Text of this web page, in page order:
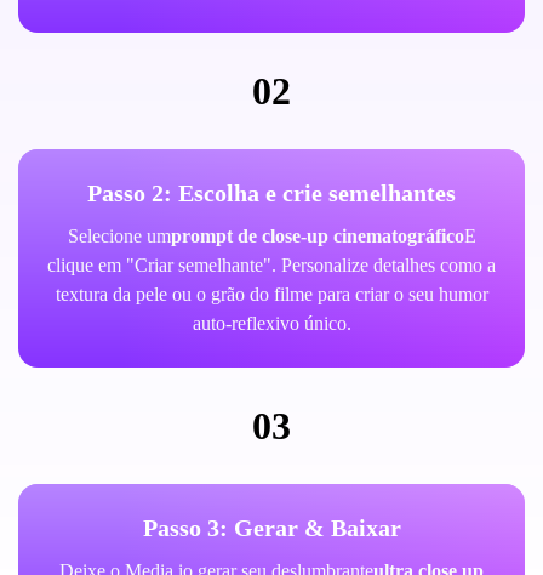
02
Passo 2: Escolha e crie semelhantes
Selecione umprompt de close-up cinematográficoE
clique em "Criar semelhante". Personalize detalhes como a
textura da pele ou o grão do filme para criar o seu humor
auto-reflexivo único.
03
Passo 3: Gerar & Baixar
Deixe o Media.io gerar seu deslumbranteultra close up